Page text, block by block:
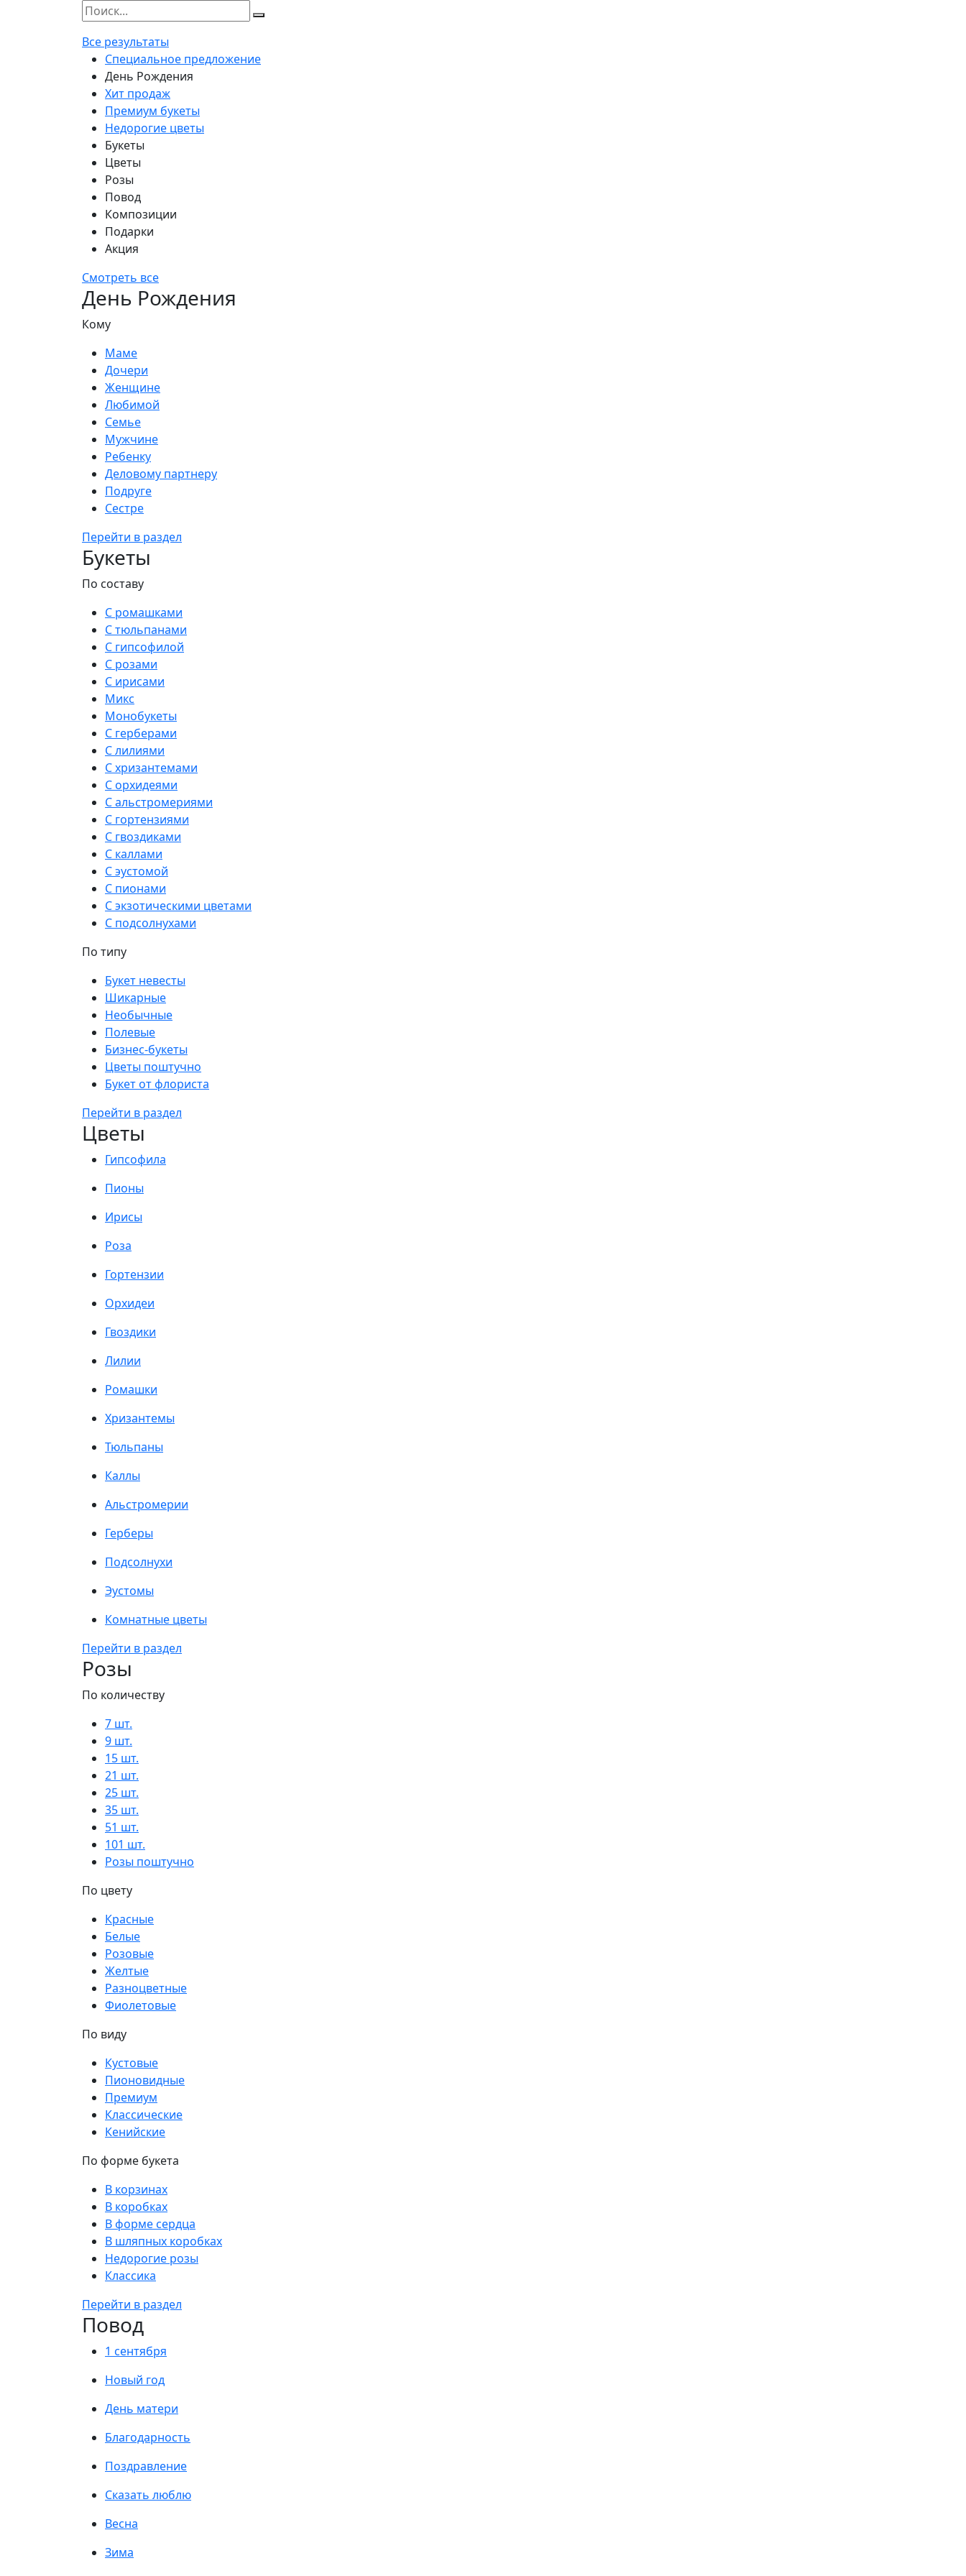
Все результаты
Специальное предложение
День Рождения
Хит продаж
Премиум букеты
Недорогие цветы
Букеты
Цветы
Розы
Повод
Композиции
Подарки
Акция
Смотреть все
День Рождения
Кому
Маме
Дочери
Женщине
Любимой
Семье
Мужчине
Ребенку
Деловому партнеру
Подруге
Сестре
Перейти в раздел
Букеты
По составу
С ромашками
С тюльпанами
С гипсофилой
С розами
С ирисами
Микс
Монобукеты
С герберами
С лилиями
С хризантемами
С орхидеями
С альстромериями
С гортензиями
С гвоздиками
С каллами
С эустомой
С пионами
С экзотическими цветами
С подсолнухами
По типу
Букет невесты
Шикарные
Необычные
Полевые
Бизнес-букеты
Цветы поштучно
Букет от флориста
Перейти в раздел
Цветы
Гипсофила
Пионы
Ирисы
Роза
Гортензии
Орхидеи
Гвоздики
Лилии
Ромашки
Хризантемы
Тюльпаны
Каллы
Альстромерии
Герберы
Подсолнухи
Эустомы
Комнатные цветы
Перейти в раздел
Розы
По количеству
7 шт.
9 шт.
15 шт.
21 шт.
25 шт.
35 шт.
51 шт.
101 шт.
Розы поштучно
По цвету
Красные
Белые
Розовые
Желтые
Разноцветные
Фиолетовые
По виду
Кустовые
Пионовидные
Премиум
Классические
Кенийские
По форме букета
В корзинах
В коробках
В форме сердца
В шляпных коробках
Недорогие розы
Классика
Перейти в раздел
Повод
1 сентября
Новый год
День матери
Благодарность
Поздравление
Сказать люблю
Весна
Зима